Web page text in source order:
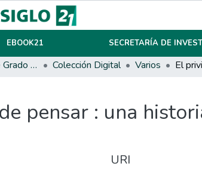
EBOOK21 SECRETARÍA DE
Trabajos Finales De Grado Y Posgrado Colección Digital Varios
pensar : una
URI